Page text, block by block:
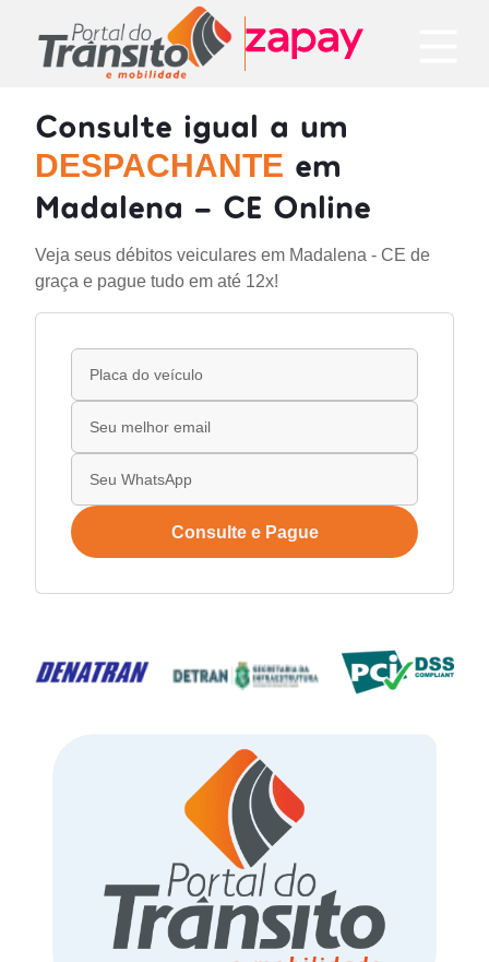
Consulte igual a um
DESPACHANTE em
Madalena - CE Online
Veja seus débitos veiculares em Madalena - CE de
graça e pague tudo em até 12x!
Consulte e Pague